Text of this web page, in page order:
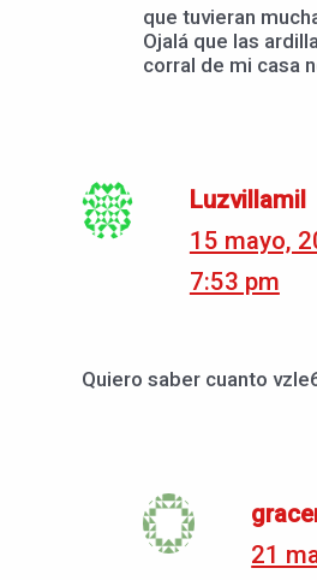
que tuvieran
Ojalá que las
corral de mi casa
Luzvillamil
15 mayo,
7:53 pm
Quiero saber cuanto
21